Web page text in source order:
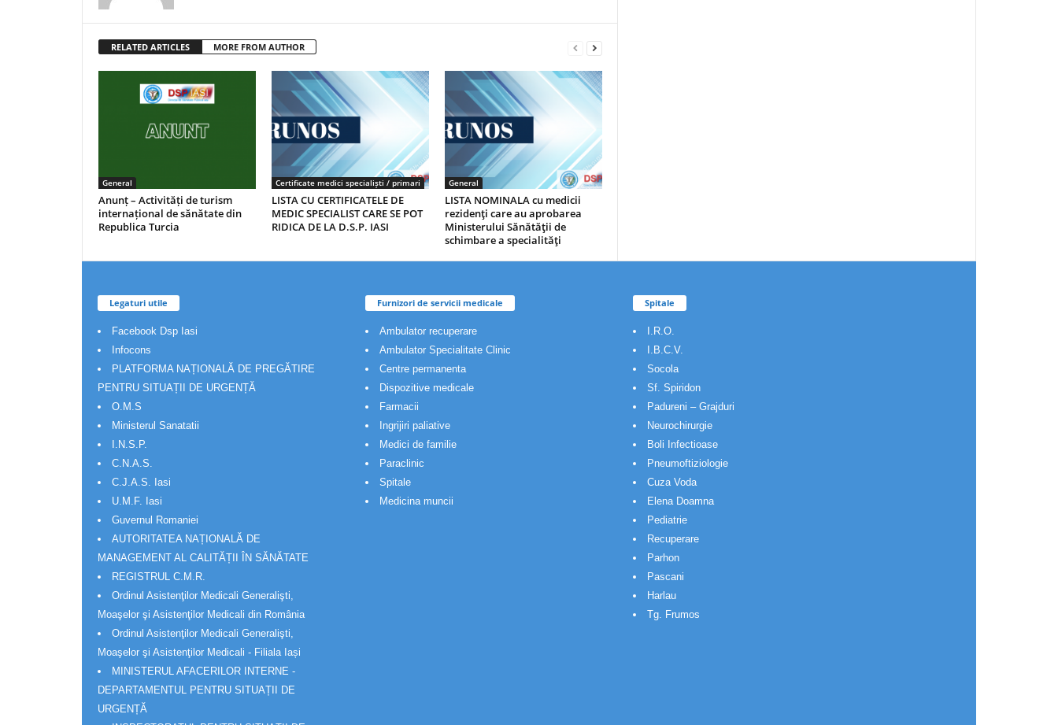
RELATED ARTICLES MORE FROM AUTHOR
General
Anunț – Activități de turism
internațional de sănătate din
Republica Turcia
Certificate medici specialiști / primari
LISTA CU CERTIFICATELE DE
MEDIC SPECIALIST CARE SE POT
RIDICA DE LA D.S.P. IASI
General
LISTA NOMINALA cu medicii
rezidenţi care au aprobarea
Ministerului Sănătăţii de
schimbare a specialităţi
Legaturi utile
Facebook Dsp Iasi
Infocons
PLATFORMA NAȚIONALĂ DE PREGĂTIRE
PENTRU SITUAȚII DE URGENȚĂ
O.M.S
Ministerul Sanatatii
I.N.S.P.
C.N.A.S.
C.J.A.S. Iasi
U.M.F. Iasi
Guvernul Romaniei
AUTORITATEA NAȚIONALĂ DE
MANAGEMENT AL CALITĂȚII ÎN SĂNĂTATE
REGISTRUL C.M.R.
Ordinul Asistenţilor Medicali Generalişti,
Moaşelor şi Asistenţilor Medicali din România
Ordinul Asistenţilor Medicali Generalişti,
Moaşelor şi Asistenţilor Medicali - Filiala Iași
MINISTERUL AFACERILOR INTERNE -
DEPARTAMENTUL PENTRU SITUAȚII DE
URGENȚĂ
Furnizori de servicii medicale
Ambulator recuperare
Ambulator Specialitate Clinic
Centre permanenta
Dispozitive medicale
Farmacii
Ingrijiri paliative
Medici de familie
Paraclinic
Spitale
Medicina muncii
Spitale
I.R.O.
I.B.C.V.
Socola
Sf. Spiridon
Padureni – Grajduri
Neurochirurgie
Boli Infectioase
Pneumoftiziologie
Cuza Voda
Elena Doamna
Pediatrie
Recuperare
Parhon
Pascani
Harlau
Tg. Frumos